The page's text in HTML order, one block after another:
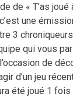
de « T’as joué
une
3
qui vous
de
d’un jeu
été joué 1 fois